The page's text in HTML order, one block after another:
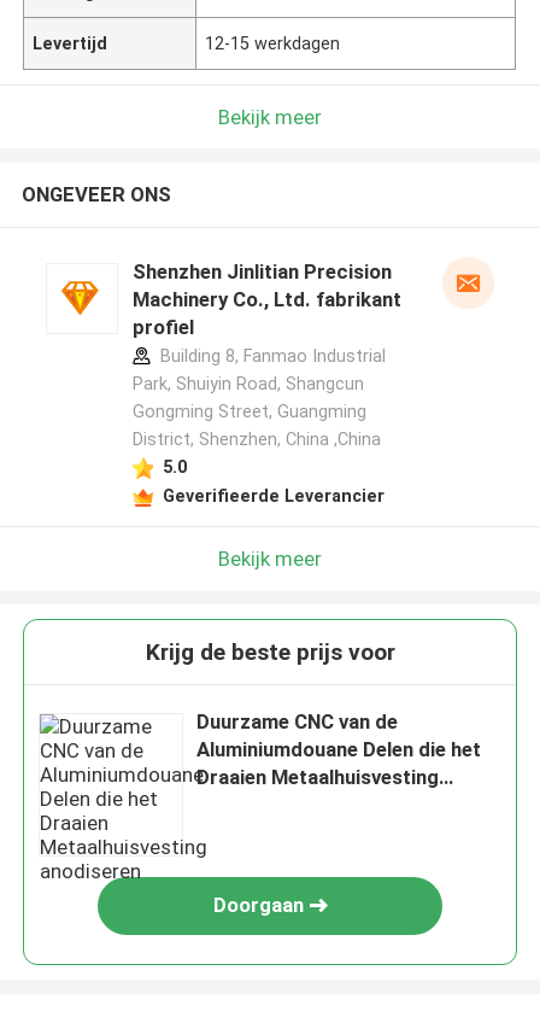
Levertijd 12-15 werkdagen
Bekijk meer
ONGEVEER ONS
Shenzhen Jinlitian Precision
Machinery Co., Ltd. fabrikant
profiel
Building 8, Fanmao Industrial
Park, Shuiyin Road, Shangcun
Gongming Street, Guangming
District, Shenzhen, China ,China
5.0
Geverifieerde Leverancier
Bekijk meer
Krijg de beste prijs voor
Duurzame CNC van de
Aluminiumdouane Delen die het
Draaien Metaalhuisvesting
Doorgaan